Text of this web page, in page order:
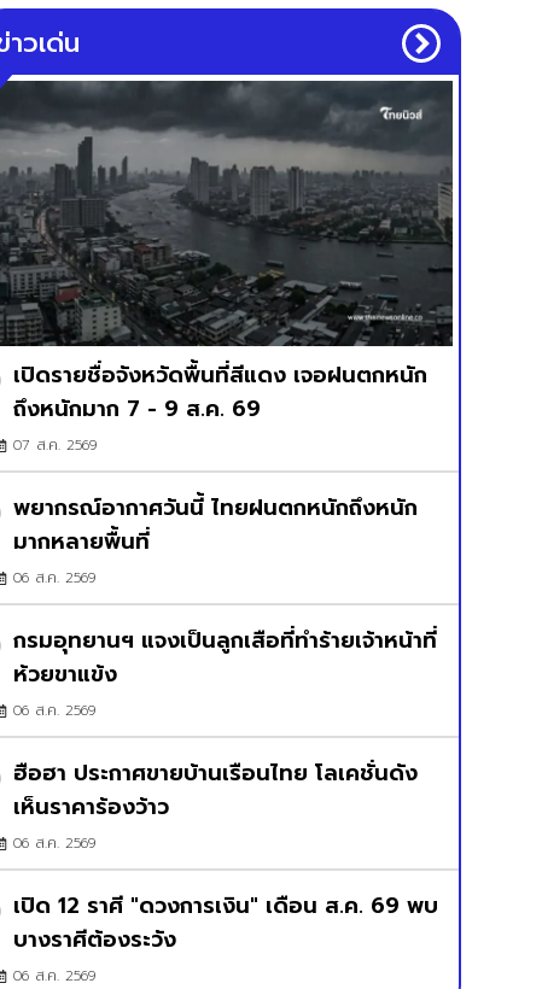
าวเด่น
เปิดรายชื่อจังหวัดพื้นที่สีแดง เจอฝนตกหนัก
ถึงหนักมาก 7 - 9 ส.ค. 69
07 ส.ค. 2569
พยากรณ์อากาศวันนี้ ไทยฝนตกหนักถึงหนัก
มากหลายพื้นที่
06 ส.ค. 2569
กรมอุทยานฯ แจงเป็นลูกเสือที่ทำร้ายเจ้าหน้าที่
ห้วยขาแข้ง
06 ส.ค. 2569
ฮือฮา ประกาศขายบ้านเรือนไทย โลเคชั่นดัง
เห็นราคาร้องว้าว
06 ส.ค. 2569
เปิด 12 ราศี "ดวงการเงิน" เดือน ส.ค. 69 พบ
บางราศีต้องระวัง
06 ส.ค. 2569